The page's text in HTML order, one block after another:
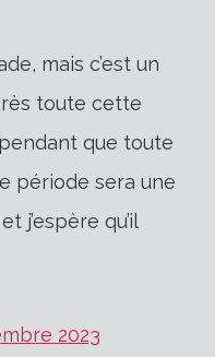
mais c’est un
toute cette
que toute
période sera une
j’espère qu’il
2023